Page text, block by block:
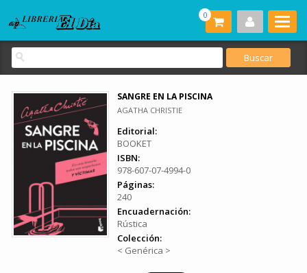
0
SANGRE EN LA PISCINA
AGATHA CHRISTIE
Editorial:
BOOKET
ISBN:
978-607-07-4994-0
Páginas:
240
Encuadernación:
Rústica
Colección:
< Genérica >